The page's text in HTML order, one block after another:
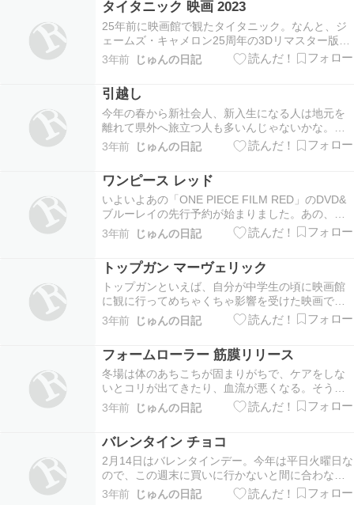
タイタニック 映画 2023
25年前に映画館で観たタイタニック。なんと、ジ
ェームズ・キャメロン25周年の3Dリマスター版と
して限定公開中です。若い人たちは、タイタニッ
クというとDVDやブルーレイでテレビで観るのが
す。当時、映画館で観たこの映画は、いろんな意
味で圧…
3年前 じゅんの日記
引越し
今年の春から新社会人、新入生になる人は地元を
離れて県外へ旅立つ人も多いんじゃないかな。そ
うなると引越し費用はできるだけ抑えたいもの。
そこで、複数の引越し業者から引越し代金の見積
す。時間がなくて、早めに引越し業者を探さなき
ゃいけない人に…
3年前 じゅんの日記
ワンピース レッド
いよいよあの「ONE PIECE FILM RED」のDVD&
ブルーレイの先行予約が始まりました。あの、
「ウタ」の素晴らしい音楽と感動的なストーリー
を自宅で思う存分楽しみたい。みんな、そう思う
い。すでにアマゾンの先行予約特典付きは…
3年前 じゅんの日記
トップガン マーヴェリック
トップガンといえば、自分が中学生の頃に映画館
に観に行ってめちゃくちゃ影響を受けた映画で
す。多感な学生にバッチリハマった映画の中で流
れる曲。サントラも買って毎日繰り返し聴いてた
ーズのかっこいいというか綺麗というか、憧れで
したね。そのトム…
3年前 じゅんの日記
フォームローラー 筋膜リリース
冬場は体のあちこちが固まりがちで、ケアをしな
いとコリが出てきたり、血流が悪くなる。そうい
う時は、我が家にあるフォームローラーでしっか
り筋膜リリースです。最初は、続くか分からなか
使っていました。でも、痛くてさぼりがち
に。。。知人に話…
3年前 じゅんの日記
バレンタイン チョコ
2月14日はバレンタインデー。今年は平日火曜日な
ので、この週末に買いに行かないと間に合わな
い。義理チョコならわざわざ買いに行かなくて
3年前 じゅんの日記